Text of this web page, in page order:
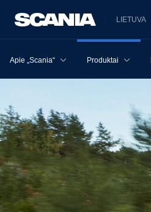
LIETUVA
Apie „Scania“ Produktai